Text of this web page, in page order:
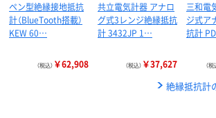
ペン型絶縁接地抵抗
計（BlueTooth搭載）
KEW 60…
（税込） ￥62,908
共立電気計器 アナロ
グ式3レンジ絶縁抵抗
計 3432JP 1…
（税込） ￥37,627
三和電
ジ式ア
抗計
（税
絶縁抵抗計